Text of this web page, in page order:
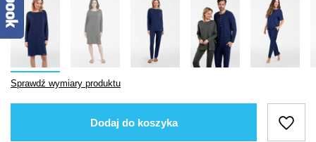
Sprawdź wymiary produktu
Dodaj do koszyka